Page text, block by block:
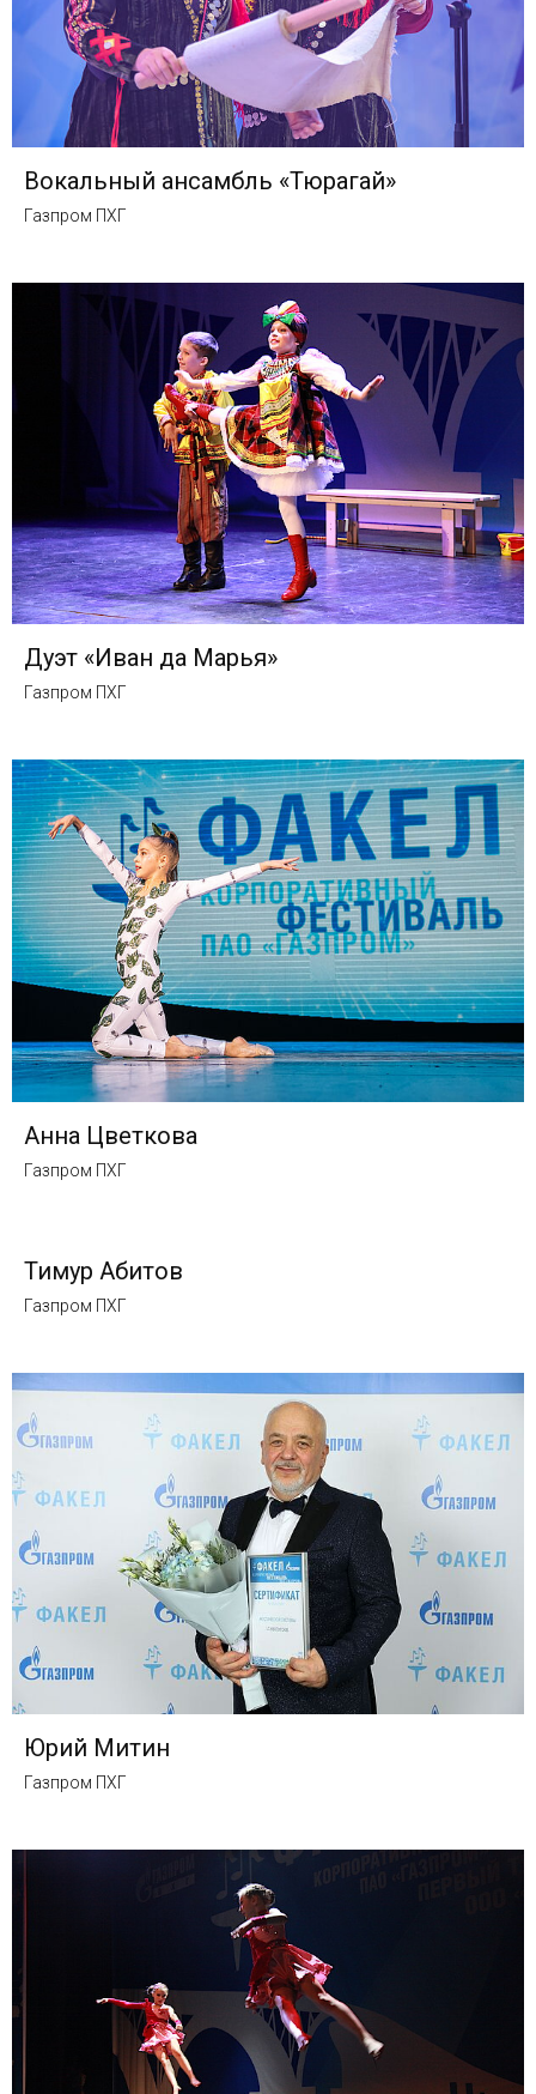
Вокальный ансамбль «Тюрагай»
Газпром ПХГ
Дуэт «Иван да Марья»
Газпром ПХГ
Анна Цветкова
Газпром ПХГ
Тимур Абитов
Газпром ПХГ
Юрий Митин
Газпром ПХГ